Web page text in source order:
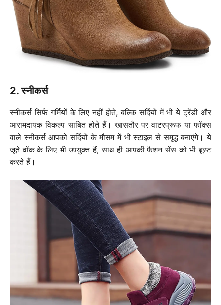
2. स्नीकर्स
स्नीकर्स सिर्फ गर्मियों के लिए नहीं होते, बल्कि सर्दियों में भी ये ट्रेंडी और
आरामदायक विकल्प साबित होते हैं। खासतौर पर वाटरप्रूफ या फॉक्स
वाले स्नीकर्स आपको सर्दियों के मौसम में भी स्टाइल से समृद्ध बनाएंगे। ये
जूते वॉक के लिए भी उपयुक्त हैं, साथ ही आपकी फैशन सेंस को भी बूस्ट
करते हैं।